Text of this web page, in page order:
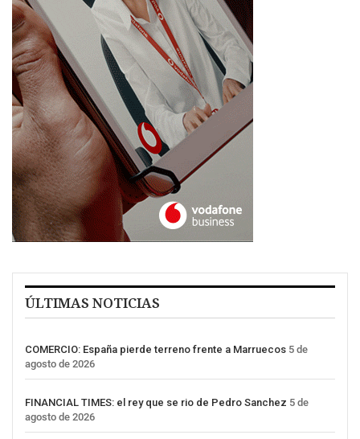
ÚLTIMAS NOTICIAS
COMERCIO: España pierde terreno frente a Marruecos 5 de
agosto de 2026
FINANCIAL TIMES: el rey que se rio de Pedro Sanchez 5 de
agosto de 2026